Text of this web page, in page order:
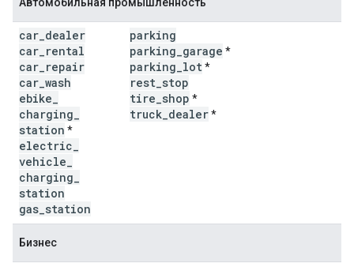
car dealer
car rental
car repair
car wash
ebike
charging
station *
electric
vehicle
charging
station
gas station
parking
parking garage *
parking lot*
rest stop
tire shop *
truck dealer*
Бизнес